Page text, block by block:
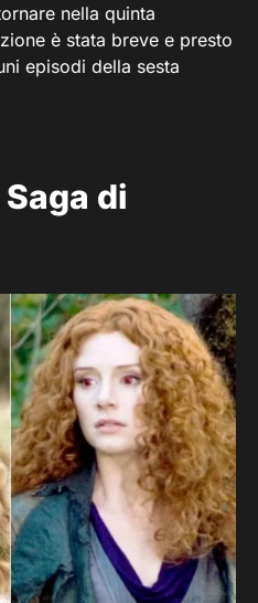
nella quinta
è stata breve e presto
episodi della sesta
di